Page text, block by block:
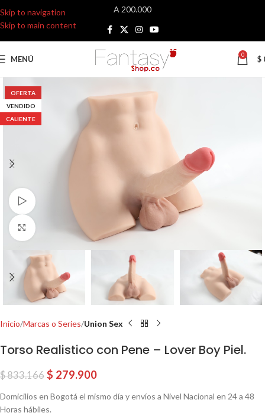
Skip to navigation
Skip to main content
MENÚ 0 $
OFERTA
VENDIDO
CALIENTE
Click para agrandar
Inicio Marcas o Series Union Sex
Torso Realistico con Pene – Lover Boy Piel.
$833.166 $ 279.900
Domicilios en Bogotá el mismo día y envíos a Nivel Nacional en 24 a 48
Horas hábiles.
A 200.000